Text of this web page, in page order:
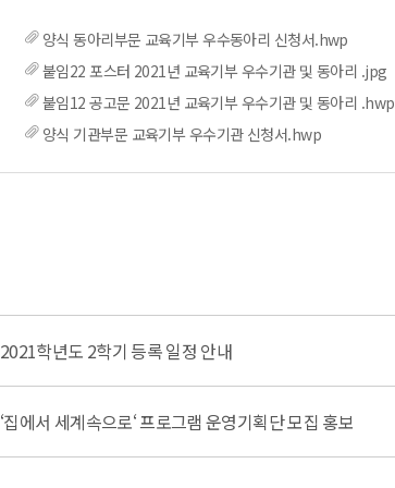
양식 동아리부문 교육기부 우수동아리 신청서.hwp
붙임22 포스터 2021년 교육기부 우수기관 및 동아리 .jpg
붙임12 공고문 2021년 교육기부 우수기관 및 동아리 .hwp
양식 기관부문 교육기부 우수기관 신청서.hwp
2021학년도 2학기 등록 일정 안내
‘집에서 세계속으로‘ 프로그램 운영기획단 모집 홍보